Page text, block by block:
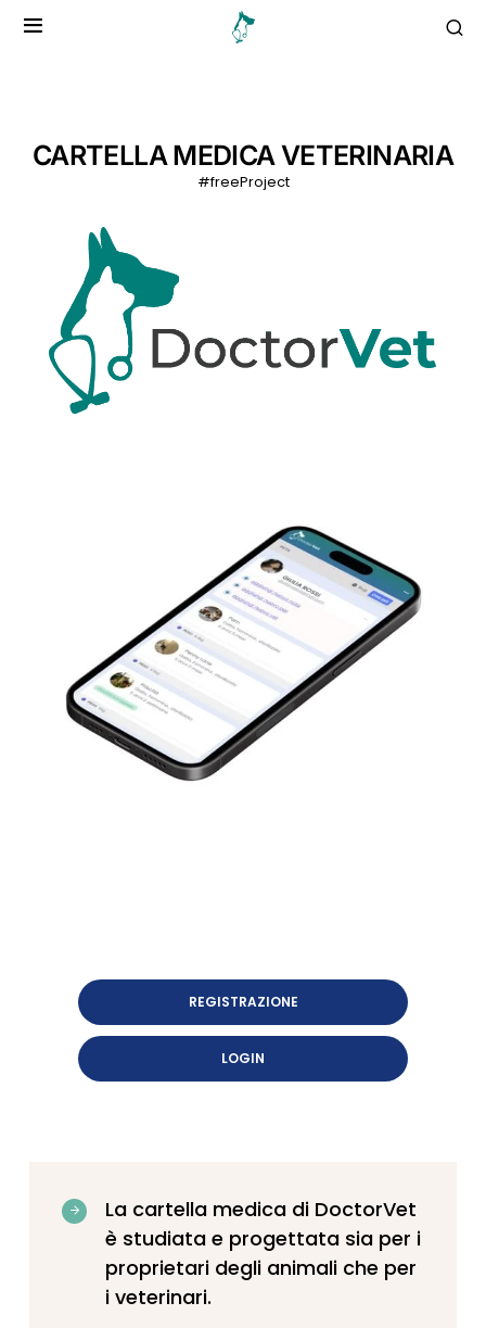
CARTELLA MEDICA VETERINARIA
#freeProject
REGISTRAZIONE
LOGIN
La cartella medica di DoctorVet
è studiata e progettata sia per i
proprietari degli animali che per
i veterinari.